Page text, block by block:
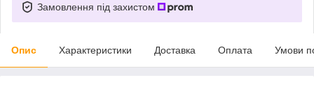
Замовлення під захистом
Опис Характеристики Доставка Оплата Умови